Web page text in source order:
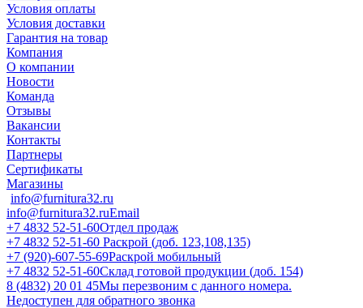
Условия оплаты
Условия доставки
Гарантия на товар
Компания
О компании
Новости
Команда
Отзывы
Вакансии
Контакты
Партнеры
Сертификаты
Магазины
info@furnitura32.ru
info@furnitura32.ruEmail
+7 4832 52-51-60Отдел продаж
+7 4832 52-51-60 Раскрой (доб. 123,108,135)
+7 (920)-607-55-69Раскрой мобильный
+7 4832 52-51-60Склад готовой продукции (доб. 154)
8 (4832) 20 01 45Мы перезвоним с данного номера.
Недоступен для обратного звонка